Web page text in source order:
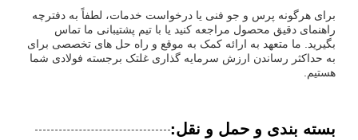
برای هرگونه پرس و جو فنی یا درخواست خدمات، لطفاً به دفترچه
راهنمای دقیق محصول مراجعه کنید یا با تیم پشتیبانی ما تماس
بگیرید. ما متعهد به ارائه کمک به موقع و راه حل های تخصصی برای
به حداکثر رساندن ارزش سرمایه گذاری غلتک برجسته فولادی شما
هستیم.
بسته بندی و حمل و نقل: